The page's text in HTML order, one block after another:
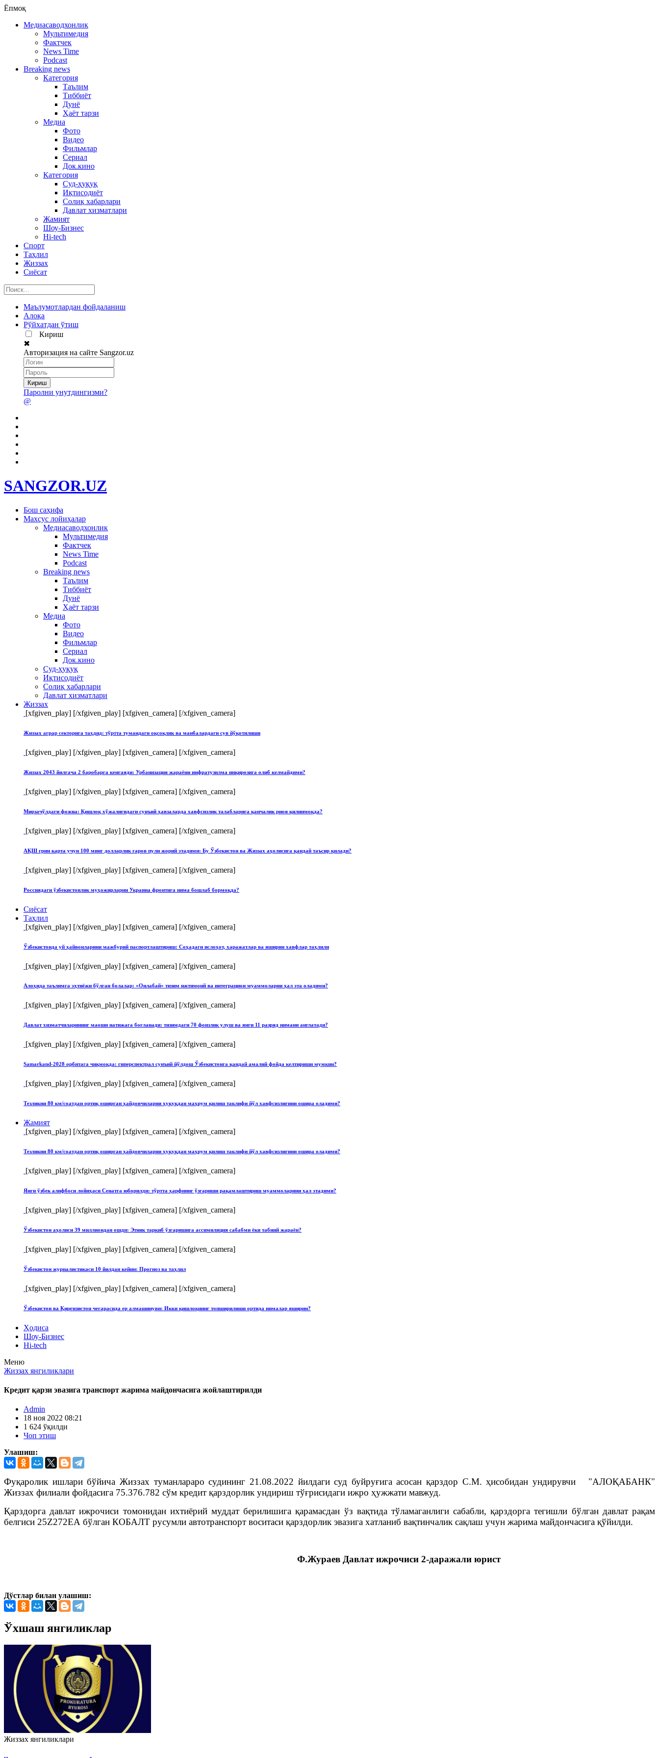
Ёпмоқ
Медиасаводхонлик
Мультимедия
Фактчек
News Time
Podcast
Breaking news
Категория
Таълим
Тиббиёт
Дунё
Ҳаёт тарзи
Медиа
Фото
Видео
Фильмлар
Сериал
Док.кино
Категория
Суд-ҳуқуқ
Иқтисодиёт
Солиқ хабарлари
Давлат хизматлари
Жамият
Шоу-Бизнес
Hi-tech
Спорт
Таҳлил
Жиззах
Сиёсат
Маълумотлардан фойдаланиш
Алоқа
Рўйхатдан ўтиш
Кириш
✖
Авторизация на сайте Sangzor.uz
Паролни унутдингизми?
@
SANGZOR.UZ
Бош саҳифа
Махсус лойиҳалар
Медиасаводхонлик
Мультимедия
Фактчек
News Time
Podcast
Breaking news
Таълим
Тиббиёт
Дунё
Ҳаёт тарзи
Медиа
Фото
Видео
Фильмлар
Сериал
Док.кино
Суд-ҳуқуқ
Иқтисодиёт
Солиқ хабарлари
Давлат хизматлари
Жиззах
[xfgiven_play] [/xfgiven_play] [xfgiven_camera] [/xfgiven_camera]
Жиззах аграр секторига таҳдид: тўртта тумандаги оқсоқлик ва манбалардаги сув йўқотилиши
[xfgiven_play] [/xfgiven_play] [xfgiven_camera] [/xfgiven_camera]
Жиззах 2043 йилгача 2 баробарга кенгаяди: Урбанизация жараёни инфратузилма инқирозига олиб келмайдими?
[xfgiven_play] [/xfgiven_play] [xfgiven_camera] [/xfgiven_camera]
Мирзачўлдаги фожиа: Қишлоқ хўжалигидаги сунъий ҳавзаларда хавфсизлик талабларига қанчалик риоя қилинмоқда?
[xfgiven_play] [/xfgiven_play] [xfgiven_camera] [/xfgiven_camera]
АҚШ грин карта учун 100 минг долларлик гаров пули жорий этадими: Бу Ўзбекистон ва Жиззах аҳолисига қандай таъсир қилади?
[xfgiven_play] [/xfgiven_play] [xfgiven_camera] [/xfgiven_camera]
Россиядаги ўзбекистонлик муҳожирларни Украина фронтига нима бошлаб бормоқда?
Сиёсат
Таҳлил
[xfgiven_play] [/xfgiven_play] [xfgiven_camera] [/xfgiven_camera]
Ўзбекистонда уй ҳайвонларини мажбурий паспортлаштириш: Соҳадаги ислоҳот, харажатлар ва яширин хавфлар таҳлили
[xfgiven_play] [/xfgiven_play] [xfgiven_camera] [/xfgiven_camera]
Алоҳида таълимга эҳтиёжи бўлган болалар: «Оилабай» тизим ижтимоий ва интеграцион муаммоларни ҳал эта оладими?
[xfgiven_play] [/xfgiven_play] [xfgiven_camera] [/xfgiven_camera]
Давлат хизматчиларининг маоши натижага боғланади: тизимдаги 70 фоизлик улуш ва янги 11 разряд нимани англатади?
[xfgiven_play] [/xfgiven_play] [xfgiven_camera] [/xfgiven_camera]
Samarkand-2028 орбитага чиқмоқда: гиперспектрал сунъий йўлдош Ўзбекистонга қандай амалий фойда келтириши мумкин?
[xfgiven_play] [/xfgiven_play] [xfgiven_camera] [/xfgiven_camera]
Тезликни 80 км/соатдан ортиқ оширган ҳайдовчиларни ҳуқуқдан маҳрум қилиш таклифи йўл хавфсизлигини ошира оладими?
Жамият
[xfgiven_play] [/xfgiven_play] [xfgiven_camera] [/xfgiven_camera]
Тезликни 80 км/соатдан ортиқ оширган ҳайдовчиларни ҳуқуқдан маҳрум қилиш таклифи йўл хавфсизлигини ошира оладими?
[xfgiven_play] [/xfgiven_play] [xfgiven_camera] [/xfgiven_camera]
Янги ўзбек алифбоси лойиҳаси Сенатга юборилди: тўртта ҳарфнинг ўзгариши рақамлаштириш муаммоларини ҳал этадими?
[xfgiven_play] [/xfgiven_play] [xfgiven_camera] [/xfgiven_camera]
Ўзбекистон аҳолиси 39 миллиондан ошди: Этник таркиб ўзгаришига ассимиляция сабабми ёки табиий жараён?
[xfgiven_play] [/xfgiven_play] [xfgiven_camera] [/xfgiven_camera]
Ўзбекистон журналистикаси 10 йилдан кейин: Прогноз ва таҳлил
[xfgiven_play] [/xfgiven_play] [xfgiven_camera] [/xfgiven_camera]
Ўзбекистон ва Қирғизистон чегарасида ер алмашинуви: Икки қишлоқнинг топширилиши ортида нималар яширин?
Ҳодиса
Шоу-Бизнес
Hi-tech
Меню
Жиззах янгиликлари
Кредит қарзи эвазига транспорт жарима майдончасига жойлаштирилди
Admin
18 ноя 2022 08:21
1 624 ўқилди
Чоп этиш
Улашиш:
Фуқаролик ишлари бўйича Жиззах туманлараро судининг 21.08.2022 йилдаги суд буйруғига асосан қарздор С.М. ҳисобидан ундирувчи "АЛОҚАБАНК"
Жиззах филиали фойдасига 75.376.782 сўм кредит қарздорлик ундириш тўғрисидаги ижро ҳужжати мавжуд.
Қарздорга давлат ижрочиси томонидан ихтиёрий муддат берилишига қарамасдан ўз вақтида тўламаганлиги сабабли, қарздорга тегишли бўлган давлат рақам
белгиси 25Z272ЕА бўлган КОБАЛТ русумли автотранспорт воситаси қарздорлик эвазига хатланиб вақтинчалик сақлаш учун жарима майдончасига қўйилди.
Ф.Жураев Давлат ижрочиси 2-даражали юрист
Дўстлар билан улашиш:
Ўхшаш янгиликлар
Жиззах янгиликлари